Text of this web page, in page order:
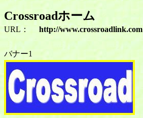
Crossroadホーム
URL： http://www.crossroadlink.com
バナー1